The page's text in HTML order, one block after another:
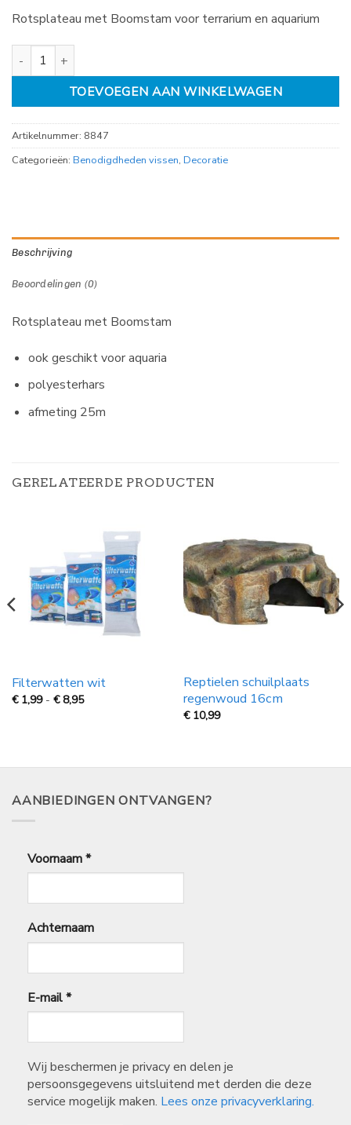
Rotsplateau met Boomstam voor terrarium en aquarium
Rotsplateau met Boomstam 25cm aantal
TOEVOEGEN AAN WINKELWAGEN
Artikelnummer: 8847
Categorieën: Benodigdheden vissen, Decoratie
Beschrijving
Beoordelingen (0)
Rotsplateau met Boomstam
ook geschikt voor aquaria
polyesterhars
afmeting 25m
GERELATEERDE PRODUCTEN
Filterwatten wit
€ 1,99 - €8,95Prijsklasse:
Reptielen schuilplaats
regenwoud 16cm
€ 10,99
AANBIEDINGEN ONTVANGEN?
Voornaam*
Achternaam
E-mail*
Wij beschermen je privacy en delen je
persoonsgegevens uitsluitend met derden die deze
service mogelijk maken. Lees onze privacyverklaring.